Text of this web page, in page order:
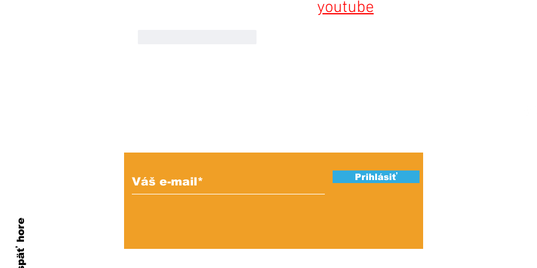
youtube
Naspäť hore
Prihlásiť